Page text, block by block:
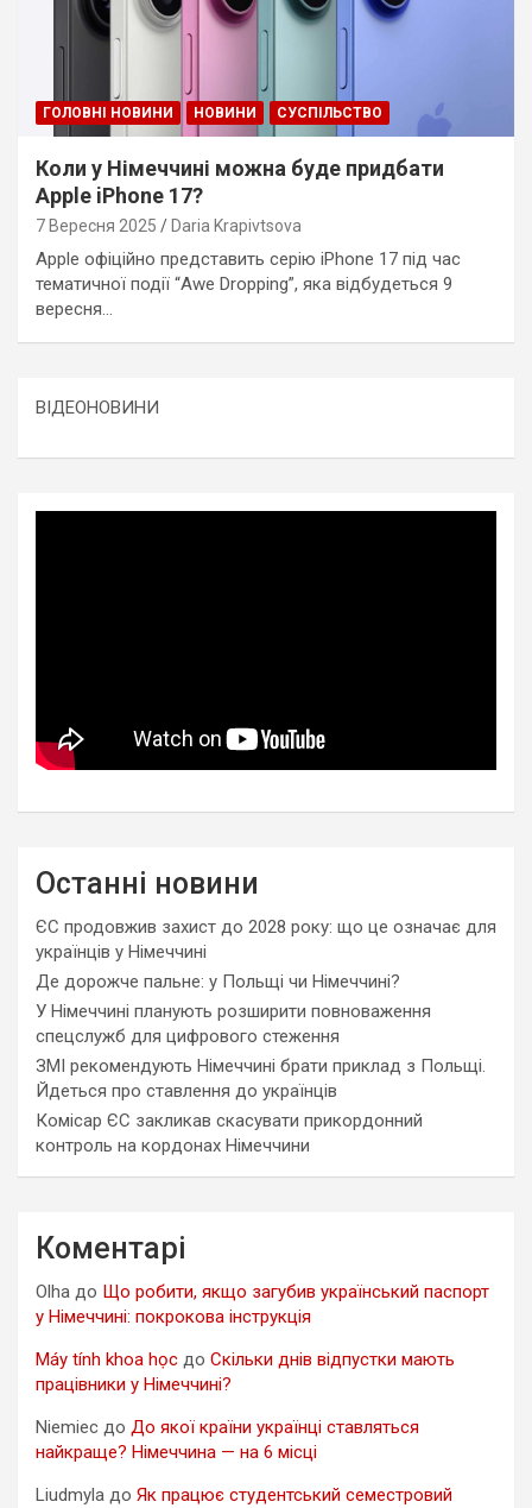
ГОЛОВНІ НОВИНИ НОВИНИ СУСПІЛЬСТВО
Коли у Німеччині можна буде придбати
Apple iPhone 17?
7 Вересня 2025 Daria Krapivtsova
Apple офіційно представить серію iPhone 17 під час
тематичної події “Awe Dropping”, яка відбудеться 9
вересня…
ВІДЕОНОВИНИ
Останні новини
ЄС продовжив захист до 2028 року: що це означає для
українців у Німеччині
Де дорожче пальне: у Польщі чи Німеччині?
У Німеччині планують розширити повноваження
спецслужб для цифрового стеження
ЗМІ рекомендують Німеччині брати приклад з Польщі.
Йдеться про ставлення до українців
Комісар ЄС закликав скасувати прикордонний
контроль на кордонах Німеччини
Коментарі
Olha до Що робити, якщо загубив український паспорт
у Німеччині: покрокова інструкція
Máy tính khoa học до Скільки днів відпустки мають
працівники у Німеччині?
Niemiec до До якої країни українці ставляться
найкраще? Німеччина — на 6 місці
Liudmyla до Як працює студентський семестровий